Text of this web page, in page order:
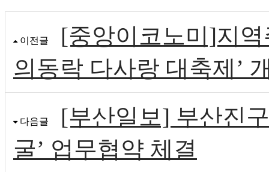
이전글
[중앙이코노미]지역
의동락 다사랑 대축제’
다음글
[부산일보] 부산진
굴’ 업무협약 체결